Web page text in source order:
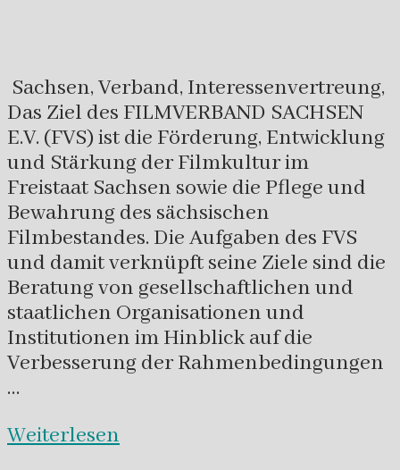
Sachsen, Verband, Interessenvertreung,
Das Ziel des FILMVERBAND SACHSEN
E.V. (FVS) ist die Förderung, Entwicklung
und Stärkung der Filmkultur im
Freistaat Sachsen sowie die Pflege und
Bewahrung des sächsischen
Filmbestandes. Die Aufgaben des FVS
und damit verknüpft seine Ziele sind die
Beratung von gesellschaftlichen und
staatlichen Organisationen und
Institutionen im Hinblick auf die
Verbesserung der Rahmenbedingungen
…
Weiterlesen